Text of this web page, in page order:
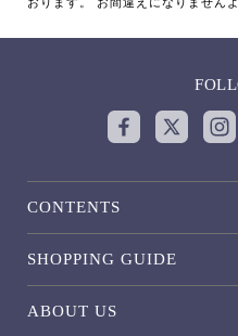
CONTENTS
SHOPPING GUIDE
ABOUT US